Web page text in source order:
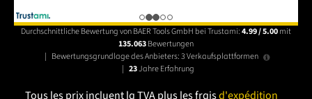
Durchschnittliche Bewertung von BAER Tools GmbH bei Trustami:4.99 / 5.00mit
135.063Bewertungen
| Bewertungsgrundlage des Anbieters: 3 Verkaufsplattformen
| 23Jahre Erfahrung
Tous les prix incluent la TVA plus les fraisd'expédition